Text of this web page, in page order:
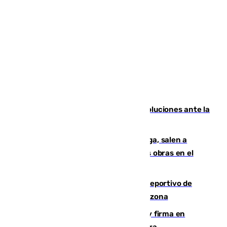
Más de 15.000 ceutíes claman por soluciones ante la
Los vecinos de Pedregalejo en Málaga, salen a
protestar en contra del resultado de las obras en el
Un incendio en un local del puerto deportivo de
Fuengirola genera una gran susto en la zona
Daniel Mérida derriba a Griekspoor y firma en